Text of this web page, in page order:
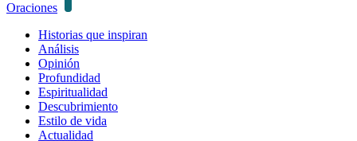
Oraciones
Historias que inspiran
Análisis
Opinión
Profundidad
Espiritualidad
Descubrimiento
Estilo de vida
Actualidad